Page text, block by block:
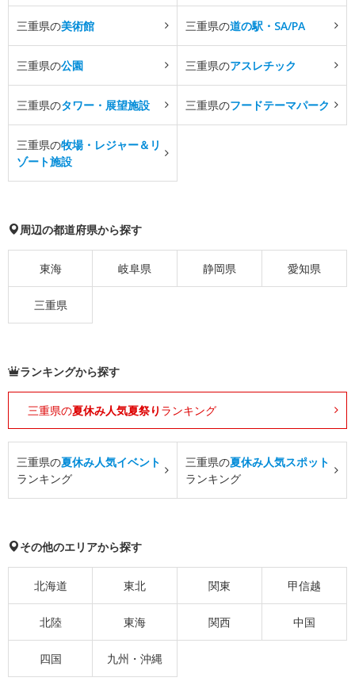
三重県の美術館 三重県の道の駅・SA/PA
三重県の公園 三重県のアスレチック
三重県のタワー・展望施設 三重県のフードテーマパーク
三重県の牧場・レジャー＆リ
ゾート施設
周辺の都道府県から探す
東海 岐阜県 静岡県 愛知県
三重県
ランキングから探す
三重県の夏休み人気夏祭り ランキング
三重県の夏休み人気イベント
ランキング
三重県の夏休み人気スポット
ランキング
その他のエリアから探す
北海道 東北 関東 甲信越
北陸 東海 関西 中国
四国 九州・沖縄